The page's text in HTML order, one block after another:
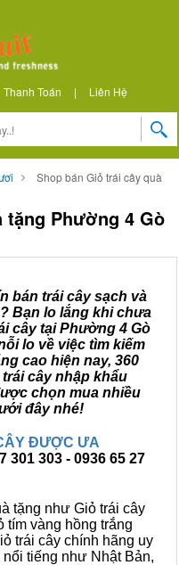
Thanh Toán | Liên Hệ
Shop bán Giỏ trái cây quà
tặng Phường 4 Gò
bán trái cây sạch và
Bạn lo lắng khi chưa
cây tại Phường 4 Gò
lo về việc tìm kiếm
cao hiện nay, 360
cây nhập khẩu
chọn mua nhiều
đây nhé!
ĐƯỢC ƯA
301 303 - 0936 65 27
tặng như Giỏ trái cây
tím vàng hồng trắng
trái cây chính hãng uy
tiếng như Nhật Bản,